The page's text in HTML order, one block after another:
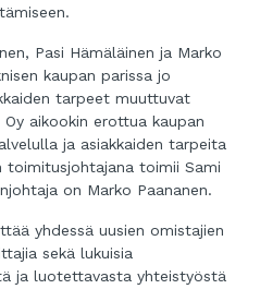
Pasi Hämäläinen ja Marko
kaupan parissa jo
tarpeet muuttuvat
aikookin erottua kaupan
ja asiakkaiden tarpeita
toimitusjohtajana toimii Sami
on Marko Paananen.
yhdessä uusien omistajien
sekä lukuisia
ja luotettavasta yhteistyöstä